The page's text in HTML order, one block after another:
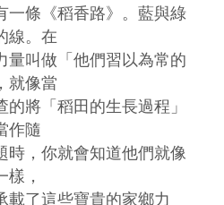
一條《稻香路》。藍與綠
線。在
量叫做「他們習以為常的
就像當
將「稻田的生長過程」
作隨
時，你就會知道他們就像
，
載了這些寶貴的家鄉力